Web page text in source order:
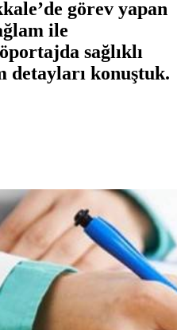
görev yapan
ile
sağlıklı
detayları konuştuk.